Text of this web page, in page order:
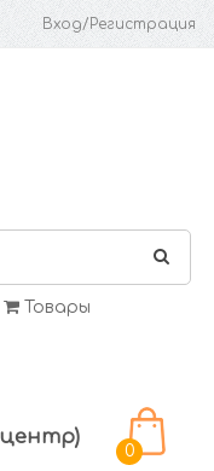
Вход/Регистрация
Товары
центр)
0